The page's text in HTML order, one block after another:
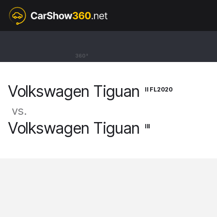
360°
Volkswagen Tiguan
Volkswagen Tiguan II FL2020
vs.
Volkswagen Tiguan III